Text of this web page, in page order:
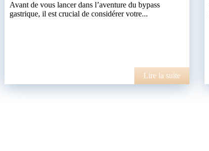
Avant de vous lancer dans l’aventure du bypass
gastrique, il est crucial de considérer votre...
Lire la suite